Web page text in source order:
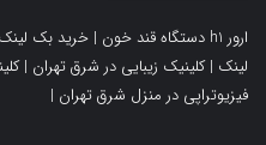
ارور h1 دستگاه قند خون | خرید بک لینک
لینک |کلینیک زیبایی در شرق تهران |
فیزیوتراپی در منزل شرق تهران |